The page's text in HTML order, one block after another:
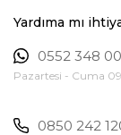
Yardıma mı
0552 348
Pazartesi - Cuma
0850 242